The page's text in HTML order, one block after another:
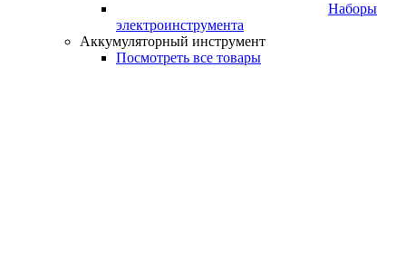
Наборы
электроинструмента
Аккумуляторный инструмент
Посмотреть все товары